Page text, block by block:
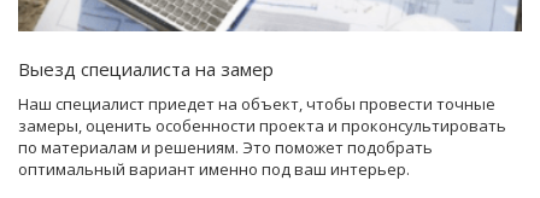
Выезд специалиста на замер
Наш специалист приедет на объект, чтобы провести точные
замеры, оценить особенности проекта и проконсультировать
по материалам и решениям. Это поможет подобрать
оптимальный вариант именно под ваш интерьер.